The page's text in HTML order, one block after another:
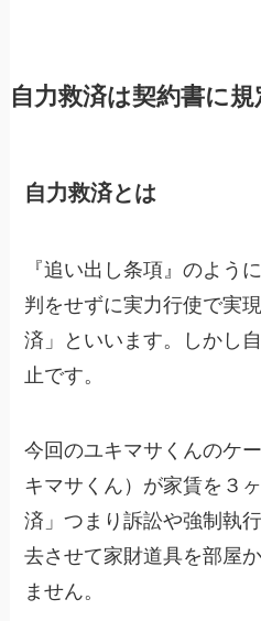
自力救済は契約書に
自力救済とは
『追い出し条項』のよう
判をせずに実力行使で実
済」といいます。しかし
止です。
今回のユキマサくんのケ
キマサくん）が家賃を３
済」つまり訴訟や強制執
去させて家財道具を部屋
ません。